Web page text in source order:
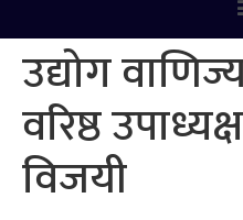
उद्योग
वरिष्ठ
विजयी